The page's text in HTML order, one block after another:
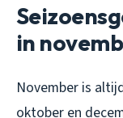
in
November is
oktober en